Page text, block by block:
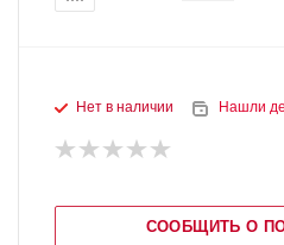
Нет в наличии Нашли
СООБЩИТЬ О